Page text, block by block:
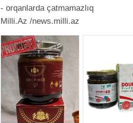
- orqanlarda çatmamazlıq
Milli.Az /news.milli.az